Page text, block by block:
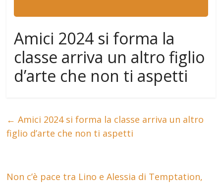
Amici 2024 si forma la
classe arriva un altro figlio
d’arte che non ti aspetti
← Amici 2024 si forma la classe arriva un altro
figlio d’arte che non ti aspetti
Non c’è pace tra Lino e Alessia di Temptation,